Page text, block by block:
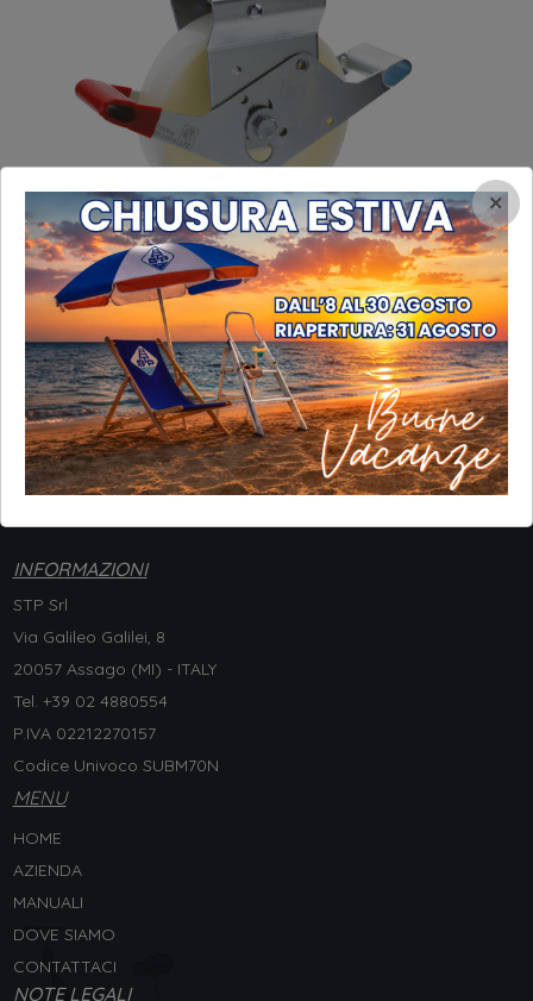
Ruote Ø mm 200
Ruote Ø mm 200
INFORMAZIONI
STP Srl
Via Galileo Galilei, 8
20057 Assago (MI) - ITALY
Tel. +39 02 4880554
P.IVA 02212270157
Codice Univoco SUBM70N
MENU
HOME
AZIENDA
MANUALI
DOVE SIAMO
CONTATTACI
NOTE LEGALI
×